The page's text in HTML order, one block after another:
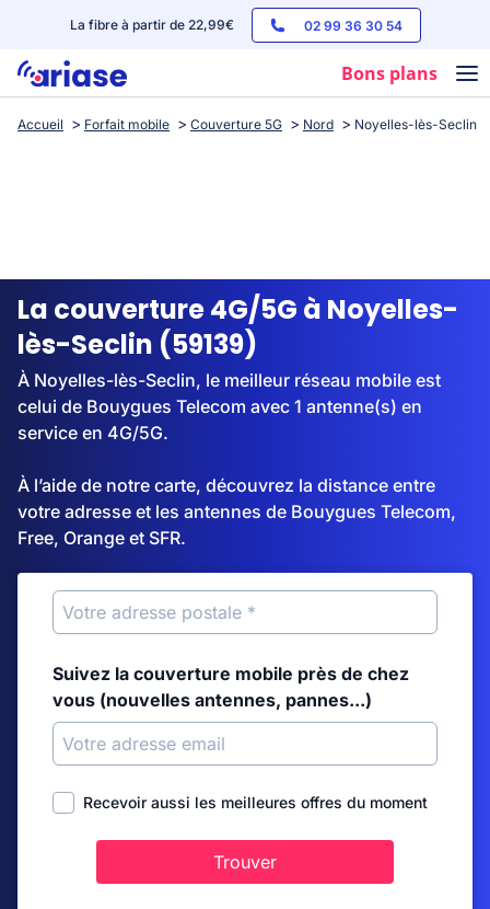
La fibre à partir de 22,99€ 02 99 36 30 54
Bons plans
Box internet
Streaming
Accueil Forfait mobile Couverture 5G Nord Noyelles-lès-Seclin
La couverture 4G/5G à Noyelles-
lès-Seclin (59139)
À Noyelles-lès-Seclin, le meilleur réseau mobile est
celui de Bouygues Telecom avec 1 antenne(s) en
service en 4G/5G.
À l’aide de notre carte, découvrez la distance entre
votre adresse et les antennes de Bouygues Telecom,
Free, Orange et SFR.
Suivez la couverture mobile près de chez
vous (nouvelles antennes, pannes...)
Recevoir aussi les meilleures offres du moment
Trouver